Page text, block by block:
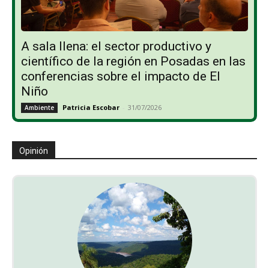
A sala llena: el sector productivo y
científico de la región en Posadas en las
conferencias sobre el impacto de El
Niño
Ambiente Patricia Escobar - 31/07/2026
Opinión